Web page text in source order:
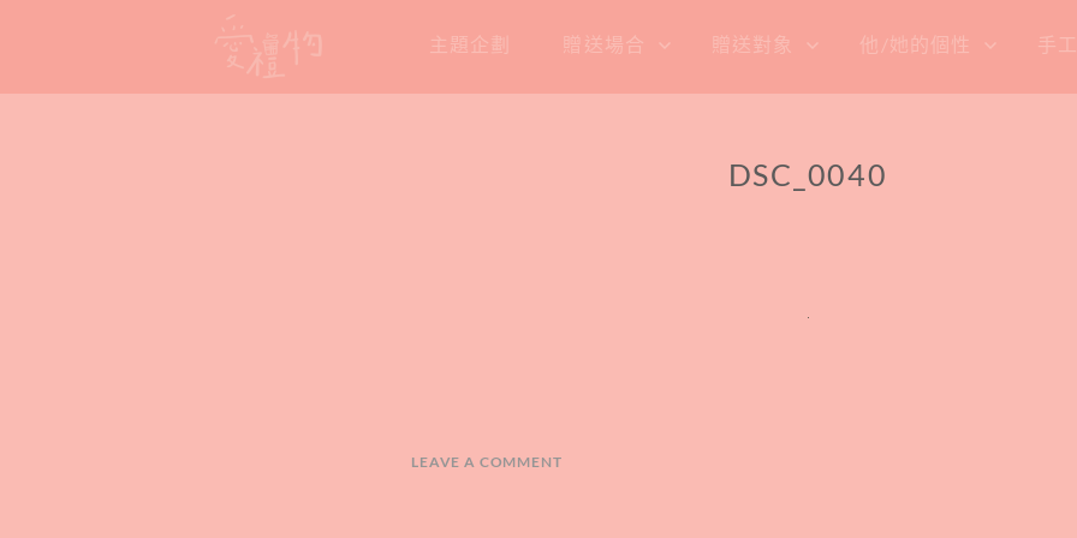
content
主題企劃 贈送場合 贈送對象 他/她的個性 手
DSC_0040
LEAVE A COMMENT